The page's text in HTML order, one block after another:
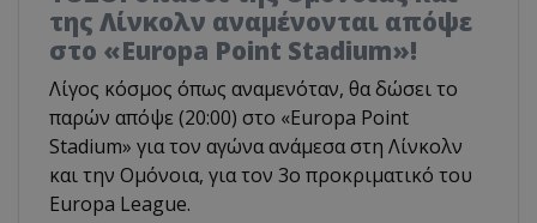
της Λίνκολν αναμένονται απόψε
στο «Europa Point Stadium»!
Λίγος κόσμος όπως αναμενόταν, θα δώσει το
παρών απόψε (20:00) στο «Europa Point
Stadium» για τον αγώνα ανάμεσα στη Λίνκολν
και την Ομόνοια, για τον 3ο προκριματικό του
Europa League.